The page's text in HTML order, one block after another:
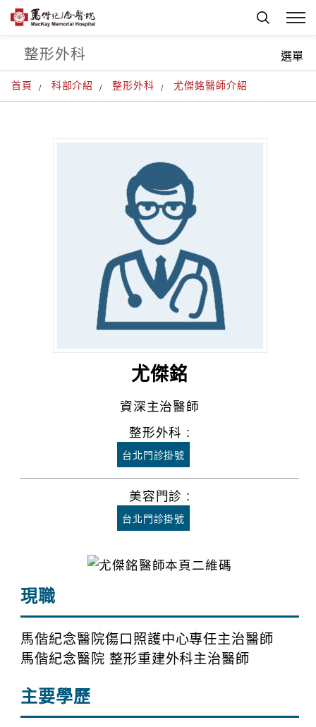
首頁 科部介紹 整形外科 尤傑銘醫師介紹
整形外科 選單
尤傑銘
資深主治醫師
整形外科 :
台北門診掛號
美容門診 :
台北門診掛號
現職
馬偕紀念醫院傷口照護中心專任主治醫師
馬偕紀念醫院 整形重建外科主治醫師
主要學歷